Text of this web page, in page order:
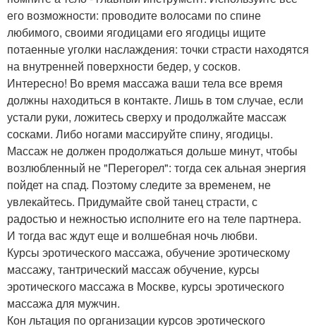
его возможности: проводите волосами по спине
любимого, своими ягодицами его ягодицы ищите
потаенные уголки наслаждения: точки страсти находятся
на внутренней поверхности бедер, у сосков.
Интересно! Во время массажа ваши тела все время
должны находиться в контакте. Лишь в том случае, если
устали руки, ложитесь сверху и продолжайте массаж
сосками. Либо ногами массируйте спину, ягодицы.
Массаж не должен продолжаться дольше минут, чтобы
возлюбленный не "Перегорел": тогда сек альная энергия
пойдет на спад. Поэтому следите за временем, не
увлекайтесь. Придумайте свой танец страсти, с
радостью и нежностью исполните его на теле партнера.
И тогда вас ждут еще и волшебная ночь любви.
Курсы эротического массажа, обучение эротическому
массажу, тантрический массаж обучение, курсы
эротического массажа в Москве, курсы эротического
массажа для мужчин.
Кон льтация по организации курсов эротического